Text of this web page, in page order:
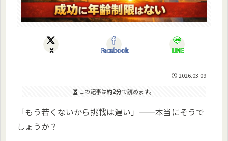
X Facebook LINE
2026.03.09
この記事は約2分で読めます。
「もう若くないから挑戦は遅い」——本当にそうで
しょうか？